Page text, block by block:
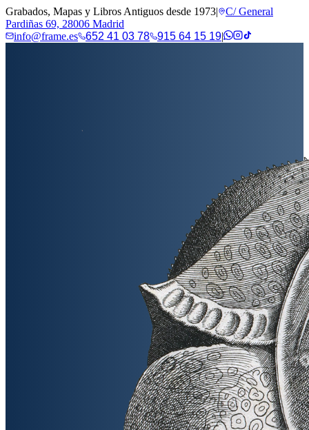
Grabados, Mapas y Libros Antiguos desde 1973|
C/ General
Pardiñas 69, 28006 Madrid
info@frame.es
652 41 03 78 915 64 15 19|